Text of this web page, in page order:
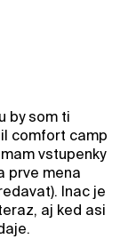
by som ti
comfort camp
vstupenky
prve mena
Inac je
aj ked asi